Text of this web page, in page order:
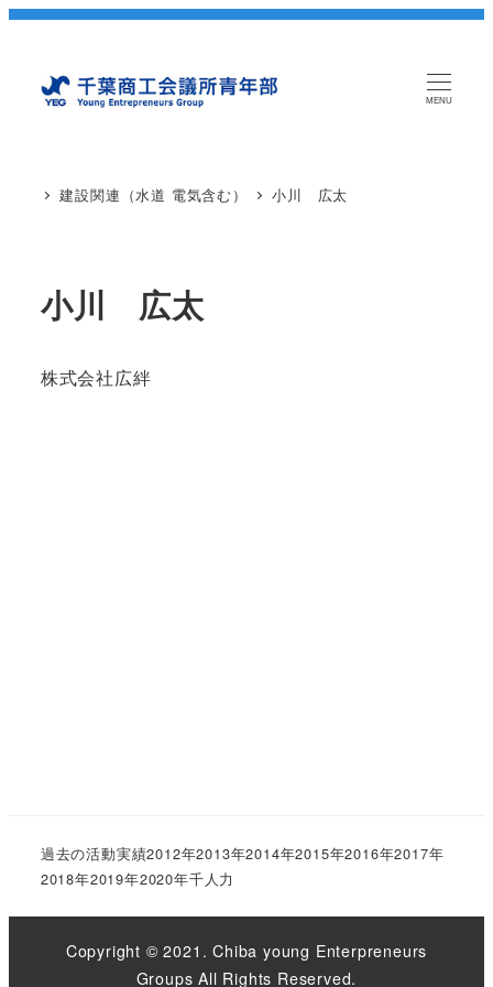
MENU
建設関連（水道 電気含む） 小川 広太
小川 広太
株式会社広絆
過去の活動実績2012年2013年2014年2015年2016年2017年
2018年2019年2020年千人力
Copyright © 2021. Chiba young Enterpreneurs
Groups All Rights Reserved.